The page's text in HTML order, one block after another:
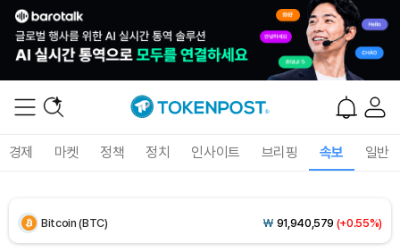
경제 마켓 정책 정치 인사이트 브리핑 속보 일반
Solana (SOL) ₩108,407(+0.70%)
Bitcoin (BTC) ₩ 91,940,579 (+0.55%)